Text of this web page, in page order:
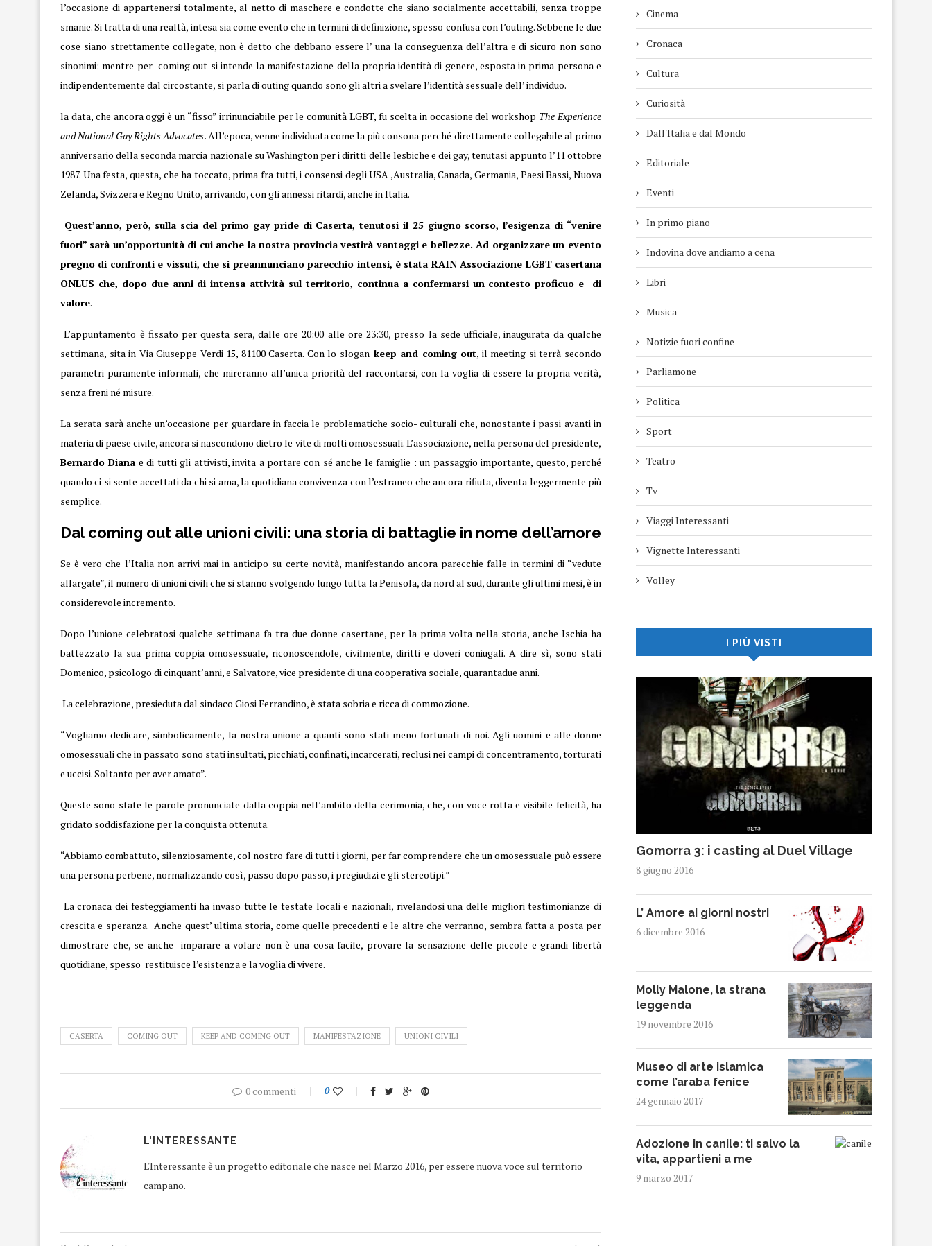
l’occasione di appartenersi totalmente, al netto di maschere e condotte che siano socialmente accettabili, senza troppe
smanie. Si tratta di una realtà, intesa sia come evento che in termini di definizione, spesso confusa con l’outing. Sebbene le due
cose siano strettamente collegate, non è detto che debbano essere l’ una la conseguenza dell’altra e di sicuro non sono
sinonimi: mentre per coming out si intende la manifestazione della propria identità di genere, esposta in prima persona e
indipendentemente dal circostante, si parla di outing quando sono gli altri a svelare l’identità sessuale dell’ individuo.
la data, che ancora oggi è un “fisso” irrinunciabile per le comunità LGBT, fu scelta in occasione del workshop The Experience
and National Gay Rights Advocates. All’epoca, venne individuata come la più consona perché direttamente collegabile al primo
anniversario della seconda marcia nazionale su Washington per i diritti delle lesbiche e dei gay, tenutasi appunto l’11 ottobre
1987. Una festa, questa, che ha toccato, prima fra tutti, i consensi degli USA ,Australia, Canada, Germania, Paesi Bassi, Nuova
Zelanda, Svizzera e Regno Unito, arrivando, con gli annessi ritardi, anche in Italia.
Quest’anno, però, sulla scia del primo gay pridedi Caserta, tenutosi il 25 giugno scorso, l’esigenza di “venire
fuori” sarà un’opportunità di cui anche la nostra provincia vestirà vantaggi e bellezze. Ad organizzare un evento
pregno di confronti e vissuti, che si preannunciano parecchio intensi, è stata RAIN Associazione LGBT casertana
ONLUS che, dopo due anni di intensa attività sul territorio, continua a confermarsi un contesto proficuo e di
valore.
L’appuntamento è fissato per questa sera, dalle ore 20:00 alle ore 23:30, presso la sede ufficiale, inaugurata da qualche
settimana, sita in Via Giuseppe Verdi 15, 81100 Caserta. Con lo slogan keep and coming out, il meeting si terrà secondo
parametri puramente informali, che mireranno all’unica priorità del raccontarsi, con la voglia di essere la propria verità,
senza freni né misure.
La serata sarà anche un’occasione per guardare in faccia le problematiche socio- culturali che, nonostante i passi avanti in
materia di paese civile, ancora si nascondono dietro le vite di molti omosessuali. L’associazione, nella persona del presidente,
Bernardo Diana e di tutti gli attivisti, invita a portare con sé anche le famiglie : un passaggio importante, questo, perché
quando ci si sente accettati da chi si ama, la quotidiana convivenza con l’estraneo che ancora rifiuta, diventa leggermente più
semplice.
Dal coming out alle unioni civili: una storia di battaglie in nome dell’amore
Se è vero che l’Italia non arrivi mai in anticipo su certe novità, manifestando ancora parecchie falle in termini di “vedute
allargate”, il numero di unioni civili che si stanno svolgendo lungo tutta la Penisola, da nord al sud, durante gli ultimi mesi, è in
considerevole incremento.
Dopo l’unione celebratosi qualche settimana fa tra due donne casertane, per la prima volta nella storia, anche Ischia ha
battezzato la sua prima coppia omosessuale, riconoscendole, civilmente, diritti e doveri coniugali. A dire sì, sono stati
Domenico, psicologo di cinquant’anni, e Salvatore, vice presidente di una cooperativa sociale, quarantadue anni.
La celebrazione, presieduta dal sindaco Giosi Ferrandino, è stata sobria e ricca di commozione.
“Vogliamo dedicare, simbolicamente, la nostra unione a quanti sono stati meno fortunati di noi. Agli uomini e alle donne
omosessuali che in passato sono stati insultati, picchiati, confinati, incarcerati, reclusi nei campi di concentramento, torturati
e uccisi. Soltanto per aver amato”.
Queste sono state le parole pronunciate dalla coppia nell’ambito della cerimonia, che, con voce rotta e visibile felicità, ha
gridato soddisfazione per la conquista ottenuta.
“Abbiamo combattuto, silenziosamente, col nostro fare di tutti i giorni, per far comprendere che un omosessuale può essere
una persona perbene, normalizzando così, passo dopo passo, i pregiudizi e gli stereotipi.”
La cronaca dei festeggiamenti ha invaso tutte le testate locali e nazionali, rivelandosi una delle migliori testimonianze di
crescita e speranza. Anche quest’ ultima storia, come quelle precedenti e le altre che verranno, sembra fatta a posta per
dimostrare che, se anche imparare a volare non è una cosa facile, provare la sensazione delle piccole e grandi libertà
quotidiane, spesso restituisce l’esistenza e la voglia di vivere.
CASERTA COMING OUT KEEP AND COMING OUT MANIFESTAZIONE UNIONI CIVILI
0 commenti 0
L'INTERESSANTE
L'Interessante è un progetto editoriale che nasce nel Marzo 2016, per essere nuova voce sul territorio
campano.
Cinema
Cronaca
Cultura
Curiosità
Dall'Italia e dal Mondo
Editoriale
Eventi
In primo piano
Indovina dove andiamo a cena
Libri
Musica
Notizie fuori confine
Parliamone
Politica
Sport
Teatro
Tv
Viaggi Interessanti
Vignette Interessanti
Volley
I PIÙ VISTI
Gomorra 3: i casting al Duel Village
8 giugno 2016
L’ Amore ai giorni nostri
6 dicembre 2016
Molly Malone, la strana
leggenda
19 novembre 2016
Museo di arte islamica
come l’araba fenice
24 gennaio 2017
Adozione in canile: ti salvo la
vita, appartieni a me
9 marzo 2017